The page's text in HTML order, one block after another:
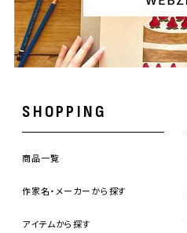
SHOPPING
商品一覧
作家名・メーカーから探す
アイテムから探す